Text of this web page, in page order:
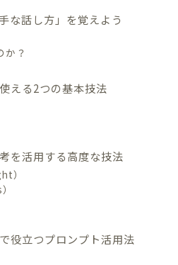
な話し方」を覚えよう
？
える2つの基本技法
を活用する高度な技法
）
役立つプロンプト活用法